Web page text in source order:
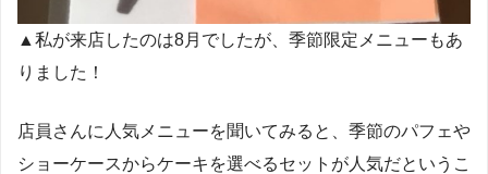
▲私が来店したのは8月でしたが、季節限定メニューもあ
りました！
店員さんに人気メニューを聞いてみると、季節のパフェや
ショーケースからケーキを選べるセットが人気だというこ